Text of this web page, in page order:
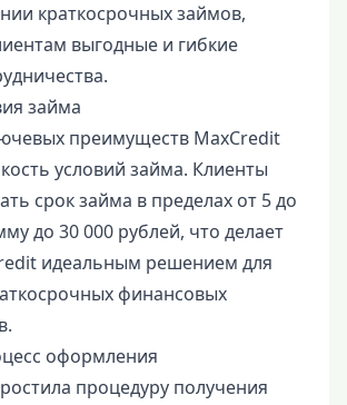
краткосрочных займов,
выгодные и гибкие
займа
преимуществ MaxCredit
условий займа. Клиенты
срок займа в пределах от 5 до
до 30 000 рублей, что делает
идеальным решением для
финансовых
оформления
процедуру получения